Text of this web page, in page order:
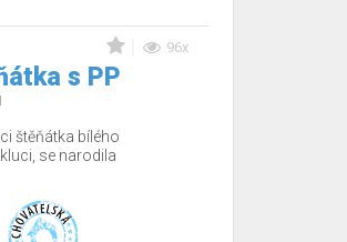
96x
s PP
štěňátka bílého
se narodila